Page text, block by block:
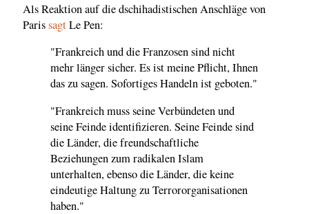
Als Reaktion auf die dschihadistischen Anschläge von
ParissagtLe Pen:
"Frankreich und die Franzosen sind nicht
mehr länger sicher. Es ist meine Pflicht, Ihnen
das zu sagen. Sofortiges Handeln ist geboten."
"Frankreich muss seine Verbündeten und
seine Feinde identifizieren. Seine Feinde sind
die Länder, die freundschaftliche
Beziehungen zum radikalen Islam
unterhalten, ebenso die Länder, die keine
eindeutige Haltung zu Terrororganisationen
haben."